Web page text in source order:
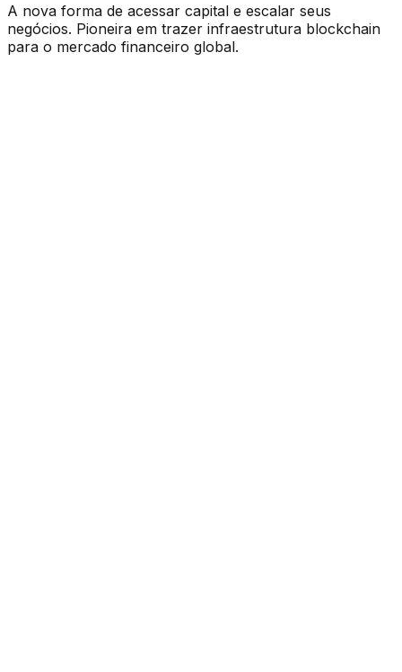
A nova forma de acessar capital e escalar seus
negócios. Pioneira em trazer infraestrutura blockchain
para o mercado financeiro global.